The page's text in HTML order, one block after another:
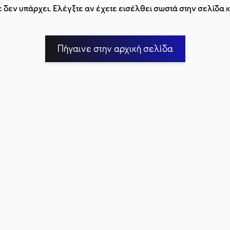
δεν υπάρχει. Ελέγξτε αν έχετε εισέλθει σωστά στην σελίδα
Πήγαινε στην αρχική σελίδα